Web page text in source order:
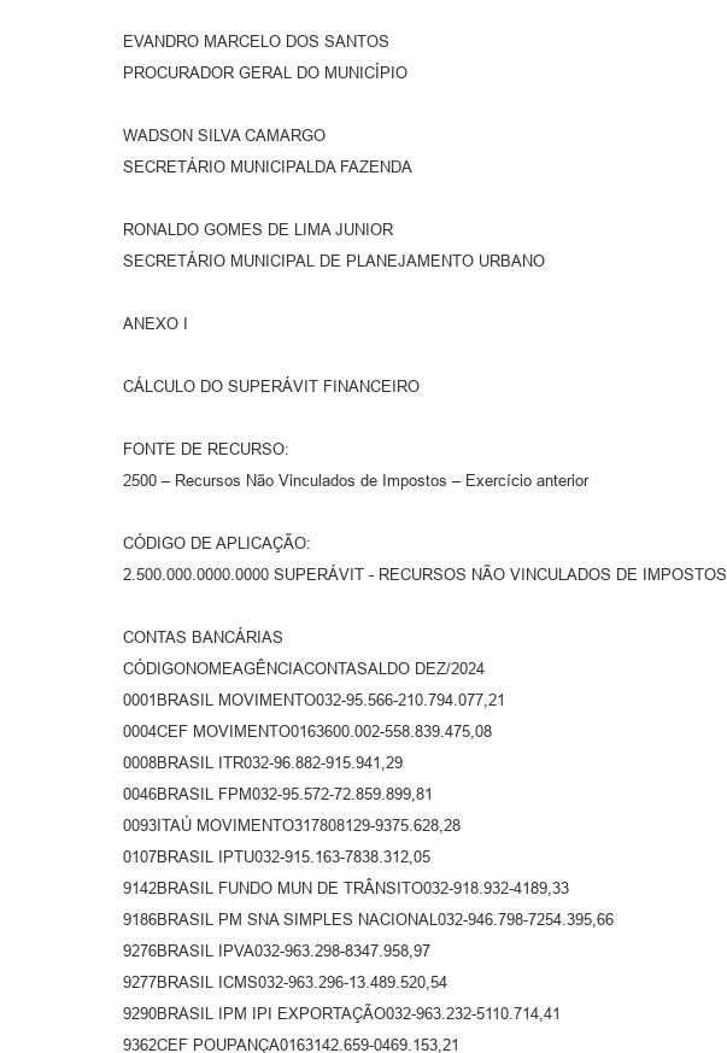
EVANDRO MARCELO DOS SANTOS
PROCURADOR GERAL DO MUNICÍPIO
WADSON SILVA CAMARGO
SECRETÁRIO MUNICIPALDA FAZENDA
RONALDO GOMES DE LIMA JUNIOR
SECRETÁRIO MUNICIPAL DE PLANEJAMENTO URBANO
ANEXO I
CÁLCULO DO SUPERÁVIT FINANCEIRO
FONTE DE RECURSO:
2500 – Recursos Não Vinculados de Impostos – Exercício anterior
CÓDIGO DE APLICAÇÃO:
2.500.000.0000.0000 SUPERÁVIT - RECURSOS NÃO VINCULADOS DE IMPOSTOS
CONTAS BANCÁRIAS
CÓDIGONOMEAGÊNCIACONTASALDO DEZ/2024
0001BRASIL MOVIMENTO032-95.566-210.794.077,21
0004CEF MOVIMENTO0163600.002-558.839.475,08
0008BRASIL ITR032-96.882-915.941,29
0046BRASIL FPM032-95.572-72.859.899,81
0093ITAÚ MOVIMENTO317808129-9375.628,28
0107BRASIL IPTU032-915.163-7838.312,05
9142BRASIL FUNDO MUN DE TRÂNSITO032-918.932-4189,33
9186BRASIL PM SNA SIMPLES NACIONAL032-946.798-7254.395,66
9276BRASIL IPVA032-963.298-8347.958,97
9277BRASIL ICMS032-963.296-13.489.520,54
9290BRASIL IPM IPI EXPORTAÇÃO032-963.232-5110.714,41
9362CEF POUPANÇA0163142.659-0469.153,21